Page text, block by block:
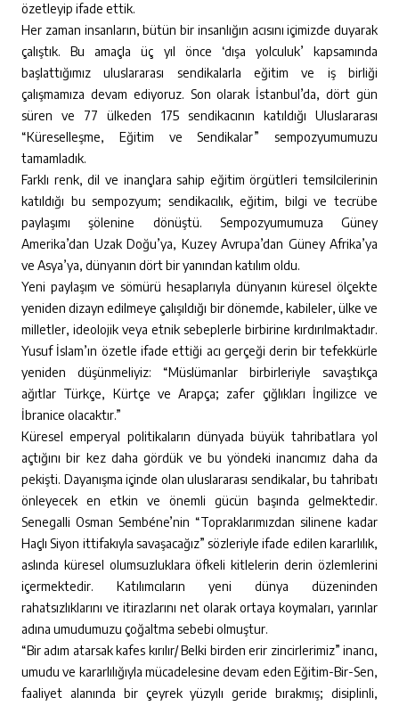
özetleyip ifade ettik.
Her zaman insanların, bütün bir insanlığın acısını içimizde duyarak
çalıştık. Bu amaçla üç yıl önce ‘dışa yolculuk’ kapsamında
başlattığımız uluslararası sendikalarla eğitim ve iş birliği
çalışmamıza devam ediyoruz. Son olarak İstanbul’da, dört gün
süren ve 77 ülkeden 175 sendikacının katıldığı Uluslararası
“Küreselleşme, Eğitim ve Sendikalar” sempozyumumuzu
tamamladık.
Farklı renk, dil ve inançlara sahip eğitim örgütleri temsilcilerinin
katıldığı bu sempozyum; sendikacılık, eğitim, bilgi ve tecrübe
paylaşımı şölenine dönüştü. Sempozyumumuza Güney
Amerika’dan Uzak Doğu’ya, Kuzey Avrupa’dan Güney Afrika’ya
ve Asya’ya, dünyanın dört bir yanından katılım oldu.
Yeni paylaşım ve sömürü hesaplarıyla dünyanın küresel ölçekte
yeniden dizayn edilmeye çalışıldığı bir dönemde, kabileler, ülke ve
milletler, ideolojik veya etnik sebeplerle birbirine kırdırılmaktadır.
Yusuf İslam’ın özetle ifade ettiği acı gerçeği derin bir tefekkürle
yeniden düşünmeliyiz: “Müslümanlar birbirleriyle savaştıkça
ağıtlar Türkçe, Kürtçe ve Arapça; zafer çığlıkları İngilizce ve
İbranice olacaktır.”
Küresel emperyal politikaların dünyada büyük tahribatlara yol
açtığını bir kez daha gördük ve bu yöndeki inancımız daha da
pekişti. Dayanışma içinde olan uluslararası sendikalar, bu tahribatı
önleyecek en etkin ve önemli gücün başında gelmektedir.
Senegalli Osman Sembéne’nin “Topraklarımızdan silinene kadar
Haçlı Siyon ittifakıyla savaşacağız” sözleriyle ifade edilen kararlılık,
aslında küresel olumsuzluklara öfkeli kitlelerin derin özlemlerini
içermektedir. Katılımcıların yeni dünya düzeninden
rahatsızlıklarını ve itirazlarını net olarak ortaya koymaları, yarınlar
adına umudumuzu çoğaltma sebebi olmuştur.
“Bir adım atarsak kafes kırılır/ Belki birden erir zincirlerimiz” inancı,
umudu ve kararlılığıyla mücadelesine devam eden Eğitim-Bir-Sen,
faaliyet alanında bir çeyrek yüzyılı geride bırakmış; disiplinli,